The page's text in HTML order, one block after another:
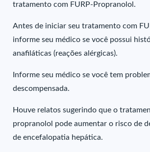
tratamento com FURP-Propranolol.
Antes de iniciar seu tratamento com
informe seu médico se você possui
anafiláticas (reações alérgicas).
Informe seu médico se você tem
descompensada.
Houve relatos sugerindo que o
propranolol pode aumentar o risco de
de encefalopatia hepática.